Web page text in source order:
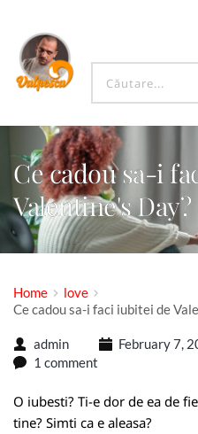
Ce cadou sa-i
Valentine's
Home
love
Ce cadou sa-i faci iubitei de
admin February 7,
1 comment
O iubesti? Ti-e dor de ea de
tine? Simti ca e aleasa?